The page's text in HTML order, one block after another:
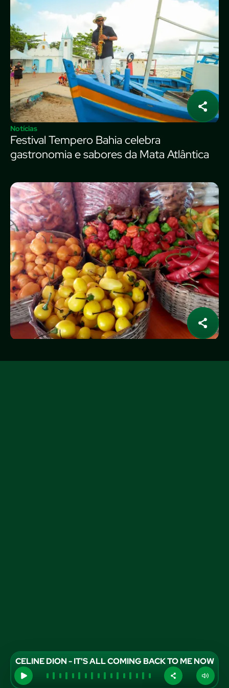
CELINE DION - IT'S ALL COMING BACK TO ME NOW
Notícias
Festival Tempero Bahia celebra
gastronomia e sabores da Mata Atlântica